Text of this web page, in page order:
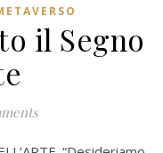
il Segno